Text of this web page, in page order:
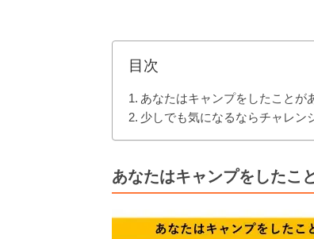
目次
あなたはキャンプをしたことが
少しでも気になるならチャレン
あなたはキャンプをしたこ